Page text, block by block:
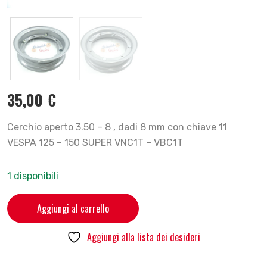
35,00 €
Cerchio aperto 3.50 – 8 , dadi 8 mm con chiave 11
VESPA 125 – 150 SUPER VNC1T – VBC1T
1 disponibili
Aggiungi al carrello
Aggiungi alla lista dei desideri